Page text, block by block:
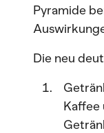
Pyramide
Die neu
Kaffee